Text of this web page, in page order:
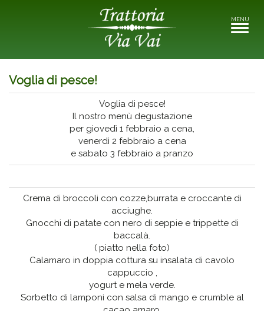
MENU
Toggle
Voglia di pesce!
Voglia di pesce!
Il nostro menù degustazione
per giovedì 1 febbraio a cena,
venerdì 2 febbraio a cena
e sabato 3 febbraio a pranzo
Crema di broccoli con cozze,burrata e croccante di
acciughe.
Gnocchi di patate con nero di seppie e trippette di
baccalà.
( piatto nella foto)
Calamaro in doppia cottura su insalata di cavolo
cappuccio ,
yogurt e mela verde.
Sorbetto di lamponi con salsa di mango e crumble al